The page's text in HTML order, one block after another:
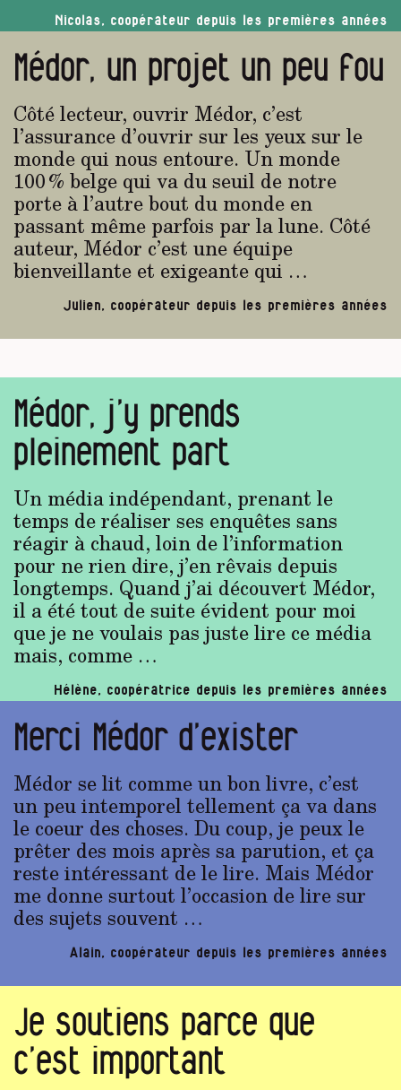
Nicolas, coopérateur depuis les premières années
Médor, un projet un peu fou
Côté lecteur, ouvrir Médor, c’est
l’assurance d’ouvrir sur les yeux sur le
monde qui nous entoure. Un monde
100 % belge qui va du seuil de notre
porte à l’autre bout du monde en
passant même parfois par la lune. Côté
auteur, Médor c’est une équipe
bienveillante et exigeante qui …
Julien, coopérateur depuis les premières années
Médor, j’y prends
pleinement part
Un média indépendant, prenant le
temps de réaliser ses enquêtes sans
réagir à chaud, loin de l’information
pour ne rien dire, j’en rêvais depuis
longtemps. Quand j’ai découvert Médor,
il a été tout de suite évident pour moi
que je ne voulais pas juste lire ce média
mais, comme …
Hélène, coopératrice depuis les premières années
Merci Médor d’exister
Médor se lit comme un bon livre, c’est
un peu intemporel tellement ça va dans
le coeur des choses. Du coup, je peux le
prêter des mois après sa parution, et ça
reste intéressant de le lire. Mais Médor
me donne surtout l’occasion de lire sur
des sujets souvent …
Alain, coopérateur depuis les premières années
Je soutiens parce que
c’est important